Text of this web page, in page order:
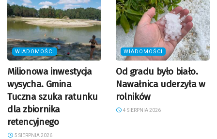
WIADOMOŚCI
Milionowa inwestycja
wysycha. Gmina
Tuczna szuka ratunku
dla zbiornika
retencyjnego
5 SIERPNIA 2026
WIADOMOŚCI
Od gradu było biało.
Nawałnica uderzyła w
rolników
4 SIERPNIA 2026